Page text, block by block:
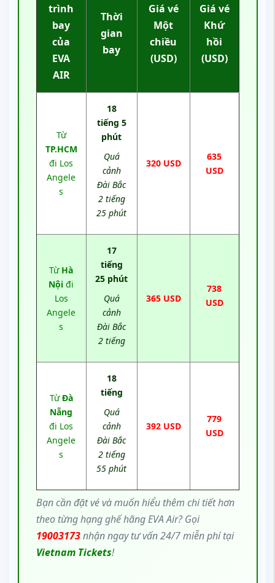
Bạn cần đặt vé và muốn hiểu thêm chi tiết hơn
theo từng hạng ghế hãng EVA Air? Gọi
19003173nhận ngay tư vấn 24/7 miễn phí tại
Vietnam Tickets!
trình
bay
của
EVA
AIR
Thời
gian
bay
Giá vé
Một
chiều
(USD)
Giá vé
Khứ
hồi
(USD)
Từ
TP.HCM
đi Los
Angele
s
18
tiếng 5
phút
Quá
cảnh
Đài Bắc
2 tiếng
25 phút
320 USD
635
USD
Từ Hà
Nội đi
Los
Angele
s
17
tiếng
25 phút
Quá
cảnh
Đài Bắc
2 tiếng
365 USD
738
USD
TừĐà
Nẵng
đi Los
Angele
s
18
tiếng
Quá
cảnh
Đài Bắc
2 tiếng
55 phút
392 USD
779
USD